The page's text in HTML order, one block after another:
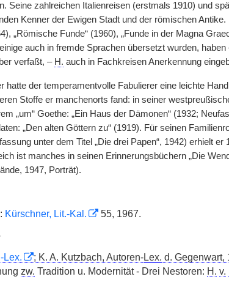
Seine zahlreichen Italienreisen (erstmals 1910) und
Kenner der Ewigen Stadt und der römischen
„Römische Funde“ (1960), „Funde in der Magna
auch in fremde Sprachen übersetzt wurden,
verfaßt, – H. auch in Fachkreisen Anerkennung
hatte der temperamentvolle Fabulierer eine leichte
Stoffe er manchenorts fand: in seiner
„um“ Goethe: „Ein Haus der Dämonen“ (1932;
„Den alten Göttern zu“ (1919). Für seinen
unter dem Titel „Die drei Papen“, 1942) erhielt
ist manches in seinen Erinnerungsbüchern „Die
1947, Porträt).
Kürschner, Lit.-Kal. 55, 1967.
Lex. ; K. A. Kutzbach, Autoren-Lex. d. Gegenwart,
zw. Tradition u. Modernität - Drei Nestoren: H. v.